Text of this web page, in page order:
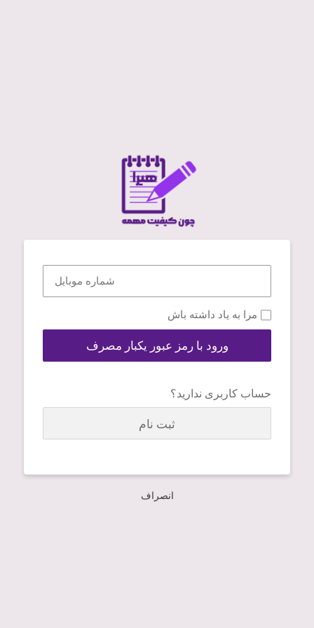
مرا به یاد داشته باش
ورود با رمز عبور یکبار مصرف
حساب کاربری ندارید؟
ثبت نام
انصراف